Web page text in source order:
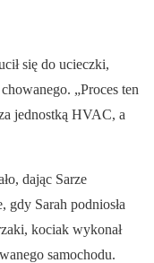
się do ucieczki,
„Proces ten
jednostką HVAC, a
dając Sarze
Sarah podniosła
kociak wykonał
samochodu.